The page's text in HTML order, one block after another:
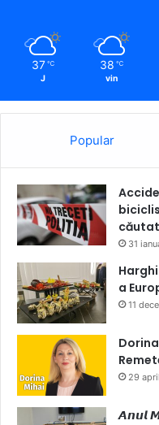
37 ℃
J
38 ℃
vin
Popular
31
a
11
29
𝘼𝙣𝙪𝙡